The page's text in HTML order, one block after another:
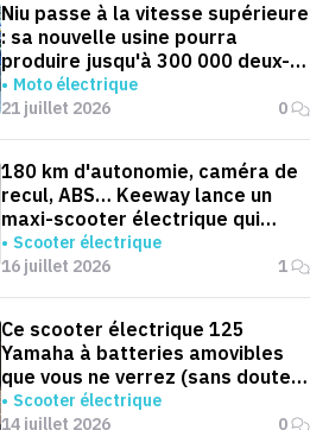
Niu passe à la vitesse supérieure
: sa nouvelle usine pourra
produire jusqu'à 300 000 deux-
roues électriques par an
Moto électrique
21 juillet 2026
0
180 km d'autonomie, caméra de
recul, ABS… Keeway lance un
maxi-scooter électrique qui
défie le BMW CE 04
Scooter électrique
16 juillet 2026
1
Ce scooter électrique 125
Yamaha à batteries amovibles
que vous ne verrez (sans doute)
jamais en Europe
Scooter électrique
14 juillet 2026
0